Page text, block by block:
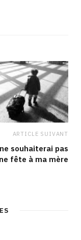
ARTICLE SUIVANT
souhaiterai pas
fête à ma mère